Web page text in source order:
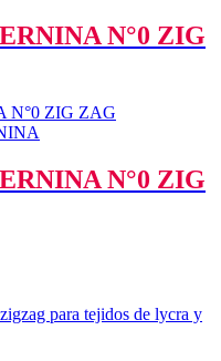
N°0 ZIG
N°0 ZIG
para tejidos de lycra y